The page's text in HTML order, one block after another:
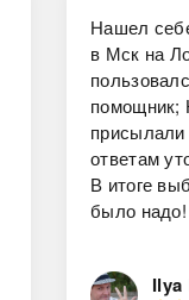
Нашел
в Мск на
помощник;
ответам
В итоге
было надо!
Ilya